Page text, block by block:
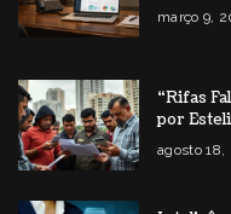
março 9,
“Rifas
por
agosto 18,